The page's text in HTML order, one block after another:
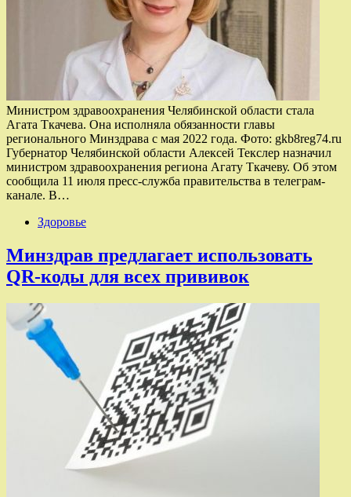
Министром здравоохранения Челябинской области стала
Агата Ткачева. Она исполняла обязанности главы
регионального Минздрава с мая 2022 года. Фото: gkb8reg74.ru
Губернатор Челябинской области Алексей Текслер назначил
министром здравоохранения региона Агату Ткачеву. Об этом
сообщила 11 июля пресс-служба правительства в телеграм-
канале. В…
Здоровье
Минздрав предлагает использовать
QR-коды для всех прививок